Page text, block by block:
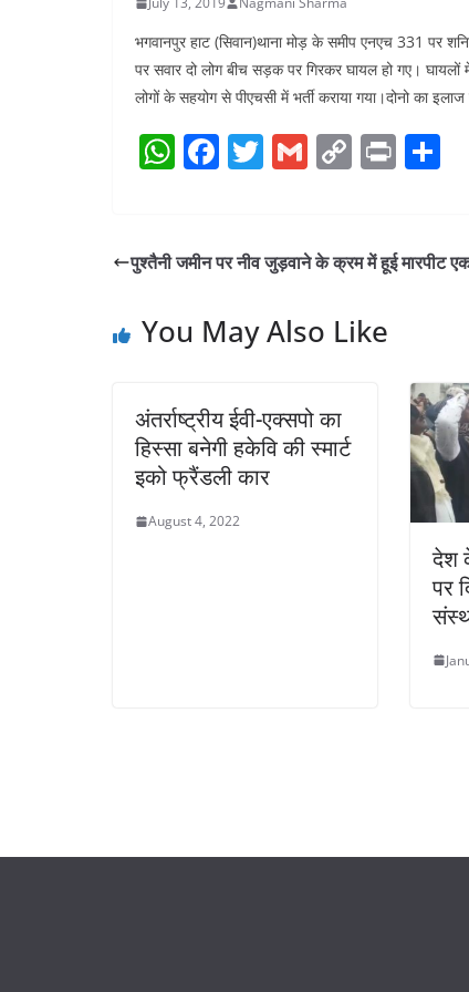
भगवानपुर हाट (सिवान)थाना मोड़ के समीप एनएच 331 पर
पर सवार दो लोग बीच सड़क पर गिरकर घायल हो गए। घायलों में
लोगों के सहयोग से पीएचसी में भर्ती कराया गया।दोनो का
W
s
p
F
e
o
k
T
er
G
l
C
y
n
Pr
e
पुश्तैनी जमीन पर नीव जुड़वाने के क्रम में हूई मारपीट
You May Also Like
अंतर्राष्ट्रीय ईवी-एक्सपो का
हिस्सा बनेगी हकेवि की स्मार्ट
इको फ्रैंडली कार
August 4, 2022
देश
पर